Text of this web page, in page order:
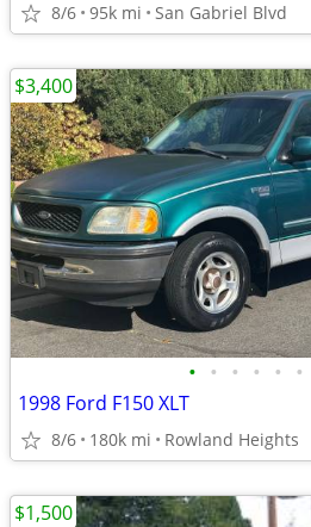
8/6 95k mi San Gabriel Blvd
• • • • • •
1998 Ford F150 XLT
8/6 180k mi Rowland Heights
$3,400
$1,500